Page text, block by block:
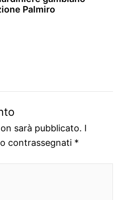
Palmiro
sarà pubblicato. I
contrassegnati *